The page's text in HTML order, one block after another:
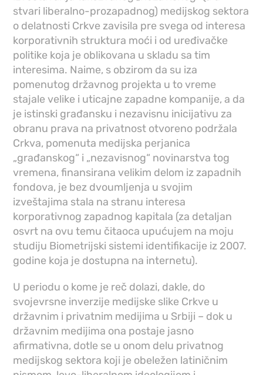
stvari liberalno-prozapadnog) medijskog sektora
o delatnosti Crkve zavisila pre svega od interesa
korporativnih struktura moći i od uređivačke
politike koja je oblikovana u skladu sa tim
interesima. Naime, s obzirom da su iza
pomenutog državnog projekta u to vreme
stajale velike i uticajne zapadne kompanije, a da
je istinski građansku i nezavisnu inicijativu za
obranu prava na privatnost otvoreno podržala
Crkva, pomenuta medijska perjanica
„građanskog“ i „nezavisnog“ novinarstva tog
vremena, finansirana velikim delom iz zapadnih
fondova, je bez dvoumljenja u svojim
izveštajima stala na stranu interesa
korporativnog zapadnog kapitala (za detaljan
osvrt na ovu temu čitaoca upućujem na moju
studiju Biometrijski sistemi identifikacije iz 2007.
godine koja je dostupna na internetu).
U periodu o kome je reč dolazi, dakle, do
svojevrsne inverzije medijske slike Crkve u
državnim i privatnim medijima u Srbiji – dok u
državnim medijima ona postaje jasno
afirmativna, dotle se u onom delu privatnog
medijskog sektora koji je obeležen latiničnim